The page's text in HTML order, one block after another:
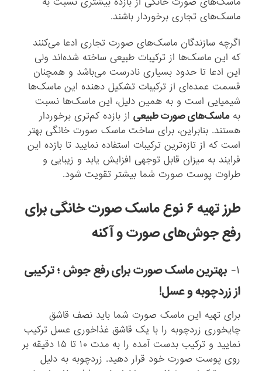
ماسک‌های تجاری برخوردار باشند.
اگرچه سازندگان ماسک‌های صورت تجاری ادعا می‌کنند
که این ماسک‌ها از ترکیبات طبیعی ساخته شده‌اند ولی
این ادعا تا حدود بسیاری نادرست می‌باشد و همچنان
قسمت عمده‌ای از ترکیبات تشکیل دهنده این ماسک‌ها
شیمیایی است و به همین دلیل، این ماسک‌ها نسبت
بهماسک‌های صورت طبیعی از بازده کم‌تری برخوردار
هستند. بنابراین، برای ساخت ماسک صورت خانگی بهتر
است که از تازه‌ترین ترکیبات استفاده نمایید تا بازده این
فرایند به میزان قابل توجهی افزایش یابد و زیبایی و
طراوت پوست صورت شما بیشتر تقویت شود.
طرز تهیه ۶ نوع ماسک صورت خانگی برای
رفع جوش‌های صورت و آکنه
۱- بهترین ماسک صورت برای رفع جوش ؛ ترکیبی
از زردچوبه و عسل!
برای تهیه این ماسک صورت شما باید نصف قاشق
چایخوری زردچوبه را با یک قاشق غذاخوری عسل ترکیب
نمایید و ترکیب بدست آمده را به مدت ۱۰ تا ۱۵ دقیقه بر
روی پوست صورت خود قرار دهید. زردچوبه به دلیل